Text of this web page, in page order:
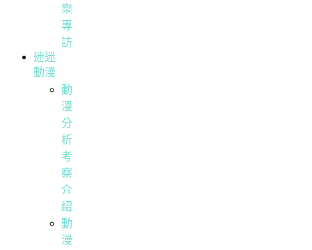
樂
專
訪
迷迷
動漫
動
漫
分
析
考
察
介
紹
動
漫